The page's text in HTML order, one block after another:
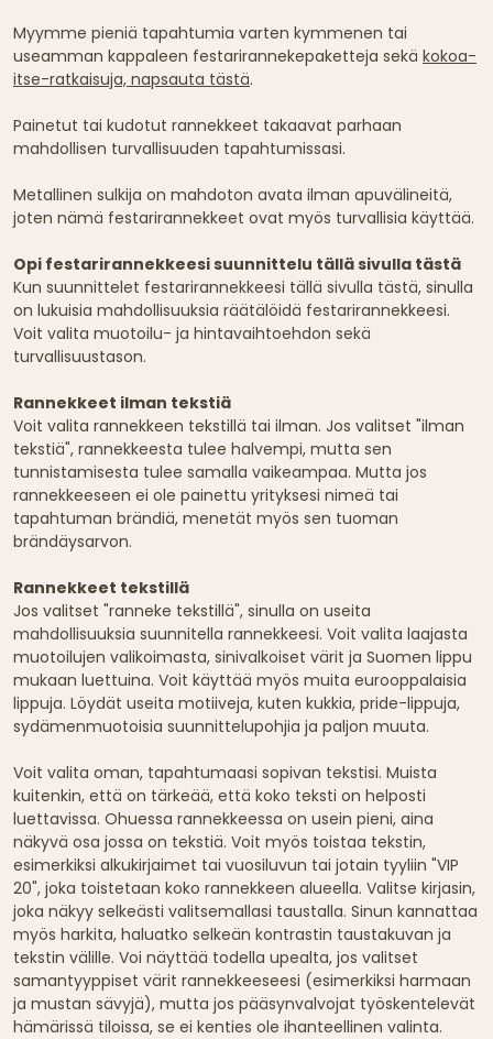
Myymme pieniä tapahtumia varten kymmenen tai
useamman kappaleen festarirannekepaketteja sekä kokoa-
itse-ratkaisuja, napsauta tästä.
Painetut tai kudotut rannekkeet takaavat parhaan
mahdollisen turvallisuuden tapahtumissasi.
Metallinen sulkija on mahdoton avata ilman apuvälineitä,
joten nämä festarirannekkeet ovat myös turvallisia käyttää.
Opi festarirannekkeesi suunnittelu tällä sivulla tästä
Kun suunnittelet festarirannekkeesi tällä sivulla tästä, sinulla
on lukuisia mahdollisuuksia räätälöidä festarirannekkeesi.
Voit valita muotoilu- ja hintavaihtoehdon sekä
turvallisuustason.
Rannekkeet ilman tekstiä
Voit valita rannekkeen tekstillä tai ilman. Jos valitset "ilman
tekstiä", rannekkeesta tulee halvempi, mutta sen
tunnistamisesta tulee samalla vaikeampaa. Mutta jos
rannekkeeseen ei ole painettu yrityksesi nimeä tai
tapahtuman brändiä, menetät myös sen tuoman
brändäysarvon.
Rannekkeet tekstillä
Jos valitset "ranneke tekstillä", sinulla on useita
mahdollisuuksia suunnitella rannekkeesi. Voit valita laajasta
muotoilujen valikoimasta, sinivalkoiset värit ja Suomen lippu
mukaan luettuina. Voit käyttää myös muita eurooppalaisia
lippuja. Löydät useita motiiveja, kuten kukkia, pride-lippuja,
sydämenmuotoisia suunnittelupohjia ja paljon muuta.
Voit valita oman, tapahtumaasi sopivan tekstisi. Muista
kuitenkin, että on tärkeää, että koko teksti on helposti
luettavissa. Ohuessa rannekkeessa on usein pieni, aina
näkyvä osa jossa on tekstiä. Voit myös toistaa tekstin,
esimerkiksi alkukirjaimet tai vuosiluvun tai jotain tyyliin "VIP
20", joka toistetaan koko rannekkeen alueella. Valitse kirjasin,
joka näkyy selkeästi valitsemallasi taustalla. Sinun kannattaa
myös harkita, haluatko selkeän kontrastin taustakuvan ja
tekstin välille. Voi näyttää todella upealta, jos valitset
samantyyppiset värit rannekkeeseesi (esimerkiksi harmaan
ja mustan sävyjä), mutta jos pääsynvalvojat työskentelevät
hämärissä tiloissa, se ei kenties ole ihanteellinen valinta.